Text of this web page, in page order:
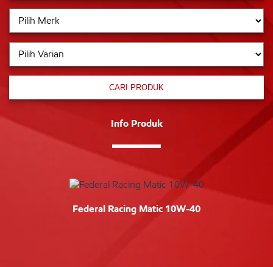
CARI PRODUK
Info Produk
Federal Racing Matic 10W-40